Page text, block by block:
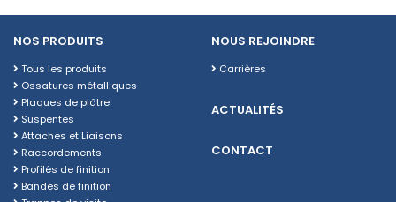
NOS PRODUITS
Tous les produits
Ossatures métalliques
Plaques de plâtre
Suspentes
Attaches et Liaisons
Raccordements
Profilés de finition
Bandes de finition
NOUS REJOINDRE
Carrières
ACTUALITÉS
CONTACT